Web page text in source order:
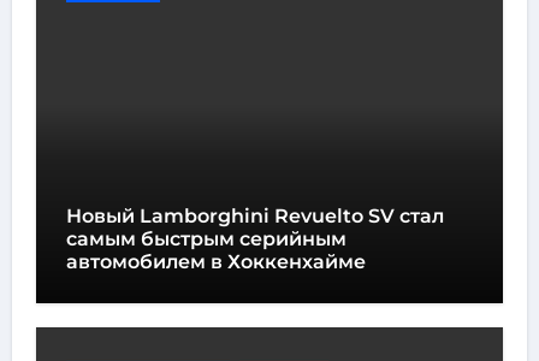
Новый Lamborghini Revuelto SV стал
самым быстрым серийным
автомобилем в Хоккенхайме